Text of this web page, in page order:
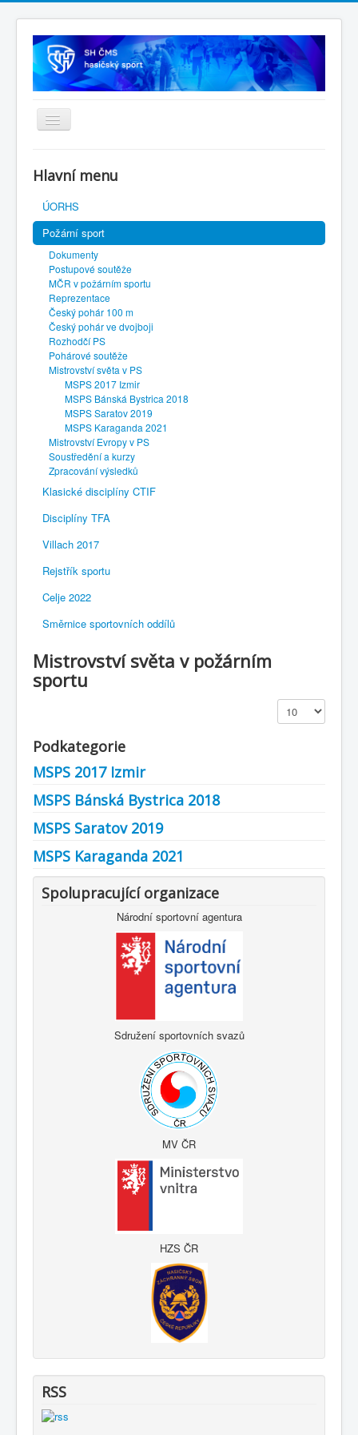
SH ČMS
Hlavní menu
ÚORHS
Požární sport
Dokumenty
Postupové soutěže
MČR v požárním sportu
Reprezentace
Český pohár 100 m
Český pohár ve dvojboji
Rozhodčí PS
Pohárové soutěže
Mistrovství světa v PS
MSPS 2017 Izmir
MSPS Bánská Bystrica 2018
MSPS Saratov 2019
MSPS Karaganda 2021
Mistrovství Evropy v PS
Soustředění a kurzy
Zpracování výsledků
Klasické disciplíny CTIF
Disciplíny TFA
Villach 2017
Rejstřík sportu
Celje 2022
Směrnice sportovních oddílů
Mistrovství světa v požárním
sportu
Zobrazit
Podkategorie
MSPS 2017 Izmir
MSPS Bánská Bystrica 2018
MSPS Saratov 2019
MSPS Karaganda 2021
Spolupracující organizace
Národní sportovní agentura
Sdružení sportovních svazů
MV ČR
HZS ČR
RSS